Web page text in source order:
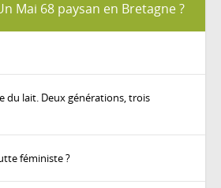
Mai 68 paysan en Bretagne ?
du lait. Deux générations, trois
féministe ?